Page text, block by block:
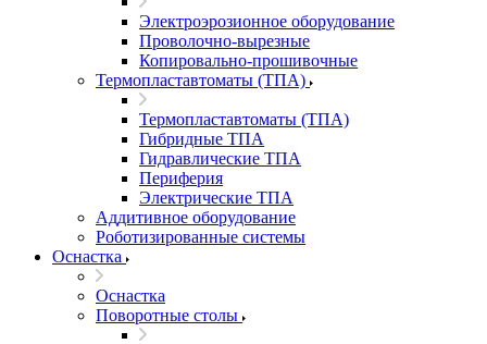
Электроэрозионное оборудование
Проволочно-вырезные
Копировально-прошивочные
Термопластавтоматы (ТПА)
Термопластавтоматы (ТПА)
Гибридные ТПА
Гидравлические ТПА
Периферия
Электрические ТПА
Аддитивное оборудование
Роботизированные системы
Оснастка
Оснастка
Поворотные столы